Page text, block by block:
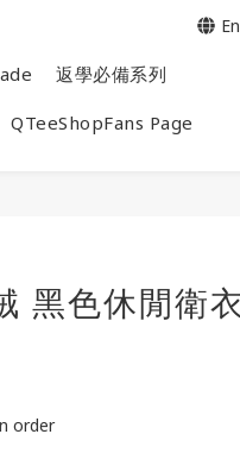
返學必備系列
QTeeShopFans Page
黑色休閒衛
order